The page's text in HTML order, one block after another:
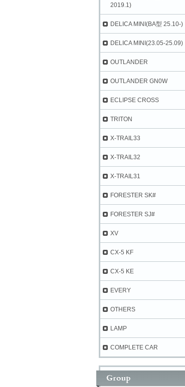
2019.1)
DELICA MINI(BA型 25.10-)
DELICA MINI(23.05-25.09)
OUTLANDER
OUTLANDER GN0W
ECLIPSE CROSS
TRITON
X-TRAIL33
X-TRAIL32
X-TRAIL31
FORESTER SK#
FORESTER SJ#
XV
CX-5 KF
CX-5 KE
EVERY
OTHERS
LAMP
COMPLETE CAR